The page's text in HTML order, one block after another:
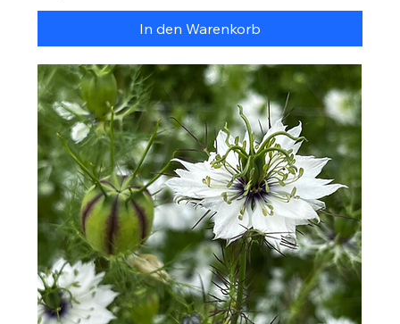
In den Warenkorb